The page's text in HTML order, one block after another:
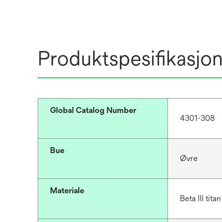
Global Catalog Number
4301-308
Bue
Øvre
Materiale
Beta III titan